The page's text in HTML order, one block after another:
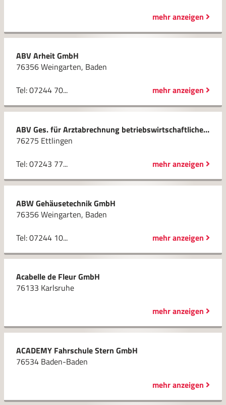
mehr anzeigen
ABV Arheit GmbH
76356 Weingarten, Baden
Tel: 07244 70...
mehr anzeigen
ABV Ges. für Arztabrechnung betriebswirtschaftliche Beratung und Verrechnungssysteme mbH
76275 Ettlingen
Tel: 07243 77...
mehr anzeigen
ABW Gehäusetechnik GmbH
76356 Weingarten, Baden
Tel: 07244 10...
mehr anzeigen
Acabelle de Fleur GmbH
76133 Karlsruhe
mehr anzeigen
ACADEMY Fahrschule Stern GmbH
76534 Baden-Baden
mehr anzeigen